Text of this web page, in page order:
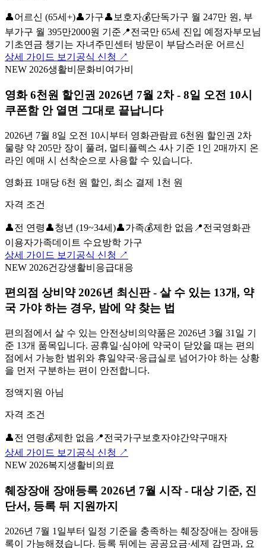
👤어르신 (65세+)👤가구👤 보호자💰단독가구 월 247만 원, 부
부가구 월 395만2000원 기준 📍전국만 65세 진입 예정자부모님
기초연금 챙기는 자녀 주민센터 방문이 부담스러운 어르신
상세 가이드 보기 공식 신청 ↗
NEW 2026생활비 문화비 여가비
영화 6천원 할인권 2026년 7월 2차 - 8일 오전 10시
쿠폰함 안 열면 그대로 끝납니다
2026년 7월 8일 오전 10시부터 영화관람료 6천원 할인권 2차
물량 약 205만 장이 풀려, 멀티플렉스 4사 기준 1인 2매까지 온
라인 예매 시 선착순으로 사용할 수 있습니다.
영화표 1매당 6천 원 할인, 최소 결제 1천 원
자격 조건
👤전 연령 👤청년 (19~34세)👤가족💰제한 없음 📍전국영화관
이용자가족데이트 수요방학 가구
상세 가이드 보기 공식 신청 ↗
NEW 2026건강생활비 응급대응
편의점 상비약 2026년 최신판 - 살 수 있는 13개, 약
국 가야 하는 경우, 밤에 약 찾는 법
편의점에서 살 수 있는 안전상비의약품은 2026년 3월 31일 기
준 13개 품목입니다. 공휴일·심야에 약국이 닫았을 때는 편의
점에서 가능한 범위와 휴일약국·응급실로 넘어가야 하는 상황
을 먼저 구분하는 편이 안전합니다.
정액지원 아님
자격 조건
👤전 연령💰제한 없음 📍전국가구 보호자야간약구매자
상세 가이드 보기 공식 신청 ↗
NEW 2026복지 생활비 의료
췌장장애 장애등록 2026년 7월 시작 - 대상 기준, 진
단서, 등록 뒤 지원까지
2026년 7월 1일부터 일정 기준을 충족하는 췌장장애는 장애등
록이 가능해졌습니다. 등록 뒤에는 공공요금·세제 감면과, 요